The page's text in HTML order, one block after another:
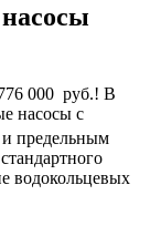
000 руб.! В
насосы с
и предельным
водокольцевых